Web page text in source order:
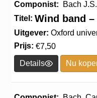
Componist:
Bach
Titel: Wind band
Uitgever: Oxford
Prijs: €7,50
Details
Nu